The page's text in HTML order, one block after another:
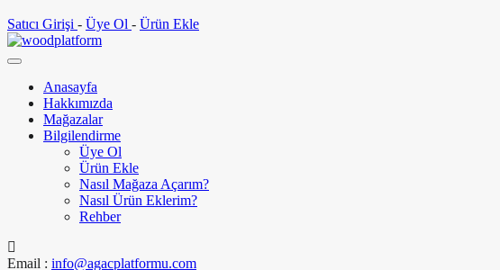
Satıcı Girişi - Üye Ol - Ürün Ekle
Anasayfa
Hakkımızda
Mağazalar
Bilgilendirme
Üye Ol
Ürün Ekle
Nasıl Mağaza Açarım?
Nasıl Ürün Eklerim?
Rehber
Email : info@agacplatformu.com